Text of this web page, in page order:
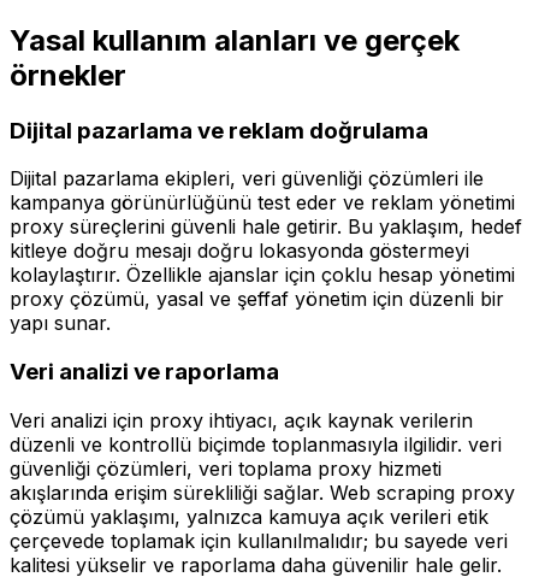
Yasal kullanım alanları ve gerçek
örnekler
Dijital pazarlama ve reklam doğrulama
Dijital pazarlama ekipleri, veri güvenliği çözümleri ile
kampanya görünürlüğünü test eder ve reklam yönetimi
proxy süreçlerini güvenli hale getirir. Bu yaklaşım, hedef
kitleye doğru mesajı doğru lokasyonda göstermeyi
kolaylaştırır. Özellikle ajanslar için çoklu hesap yönetimi
proxy çözümü, yasal ve şeffaf yönetim için düzenli bir
yapı sunar.
Veri analizi ve raporlama
Veri analizi için proxy ihtiyacı, açık kaynak verilerin
düzenli ve kontrollü biçimde toplanmasıyla ilgilidir. veri
güvenliği çözümleri, veri toplama proxy hizmeti
akışlarında erişim sürekliliği sağlar. Web scraping proxy
çözümü yaklaşımı, yalnızca kamuya açık verileri etik
çerçevede toplamak için kullanılmalıdır; bu sayede veri
kalitesi yükselir ve raporlama daha güvenilir hale gelir.